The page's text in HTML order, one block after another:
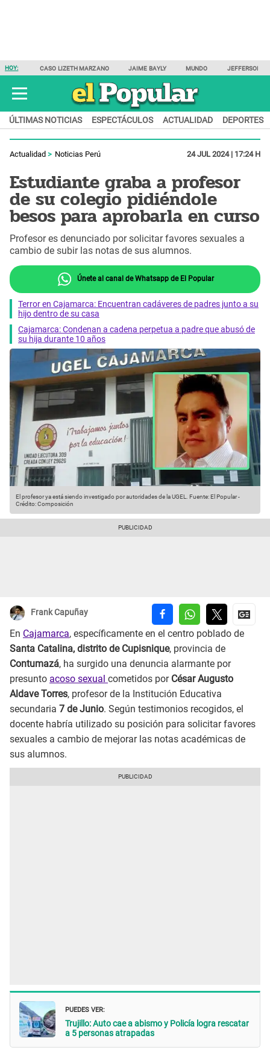
HOY: CASO LIZETH MARZANO JAIME BAYLY MUNDO JEFFERSON
ÚLTIMAS NOTICIAS ESPECTÁCULOS ACTUALIDAD DEPORTES
Actualidad Noticias Perú 24 JUL 2024 | 17:24 H
Estudiante graba a profesor
de su colegio pidiéndole
besos para aprobarla en curso
Profesor es denunciado por solicitar favores sexuales a
cambio de subir las notas de sus alumnos.
Únete al canal de Whatsapp de El Popular
Terror en Cajamarca: Encuentran cadáveres de padres junto a su
hijo dentro de su casa
Cajamarca: Condenan a cadena perpetua a padre que abusó de
su hija durante 10 años
El profesor ya está siendo investigado por autoridades de la UGEL. Fuente: El Popular-
Crédito: Composición
Frank Capuñay
En Cajamarca, específicamente en el centro poblado de
Santa Catalina, distrito de Cupisnique, provincia de
Contumazá, ha surgido una denuncia alarmante por
presunto acoso sexual cometidos por César Augusto
Aldave Torres, profesor de la Institución Educativa
secundaria 7 de Junio. Según testimonios recogidos, el
docente habría utilizado su posición para solicitar favores
sexuales a cambio de mejorar las notas académicas de
sus alumnos.
PUEDES VER:
Trujillo: Auto cae a abismo y Policía logra rescatar
a 5 personas atrapadas